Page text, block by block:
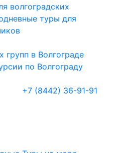
волгоградских
туры для
групп в Волгограде
по Волгограду
+7 (8442) 36-91-91